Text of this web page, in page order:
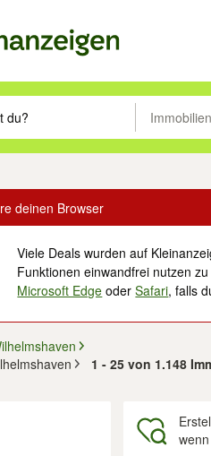
Eingabetaste drücken um zu
Immobilien
deinen Browser
Viele Deals wurden auf
Funktionen einwandfrei nutzen
Microsoft Edge oderSafari, falls
1 - 25 von 1.148